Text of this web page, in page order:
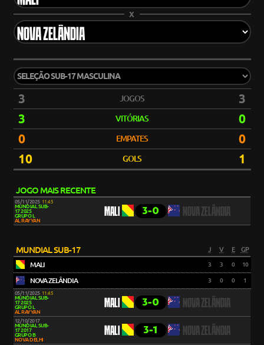
X
3 JOGOS
3
3
VITÓRIAS
0
0
EMPATES
0
10
GOLS 1
JOGO MAIS RECENTE
05/11/2025 11:45
MUNDIAL SUB-
17 2025
GRUPO L
AL RAYYAN
MALI 3-0 NOVA ZELÂNDIA
MUNDIAL SUB-17 J V E GP
MALI 3 3 0 10
NOVA ZELÂNDIA 3 0 0 1
05/11/2025 11:45
MUNDIAL SUB-
17 2025
GRUPO L
AL RAYYAN
MALI 3-0 NOVA ZELÂNDIA
12/10/2017
MUNDIAL SUB-
17 2017
GRUPO B
NOVA DELHI
MALI 3-1 NOVA ZELÂNDIA